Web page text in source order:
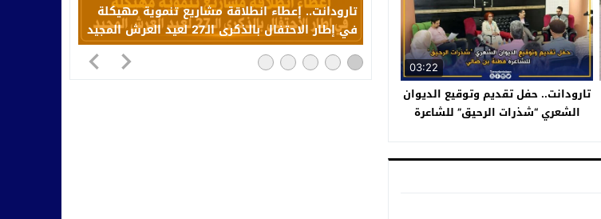
03:22
تارودانت.. حفل تقديم وتوقيع الديوان
الشعري “شذرات الرحيق” للشاعرة
تارودانت.. إعطاء انطلاقة مشاريع تنموية مهيكلة
في إطار الاحتفال بالذكرى الـ27 لعيد العرش المجيد